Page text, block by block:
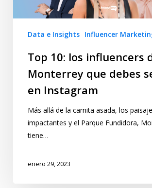
Data e Insights Influencer
Top 10: los influencers
Monterrey que debes
en Instagram
Más allá de la carnita asada, los
impactantes y el Parque Fundidora,
tiene…
enero 29, 2023